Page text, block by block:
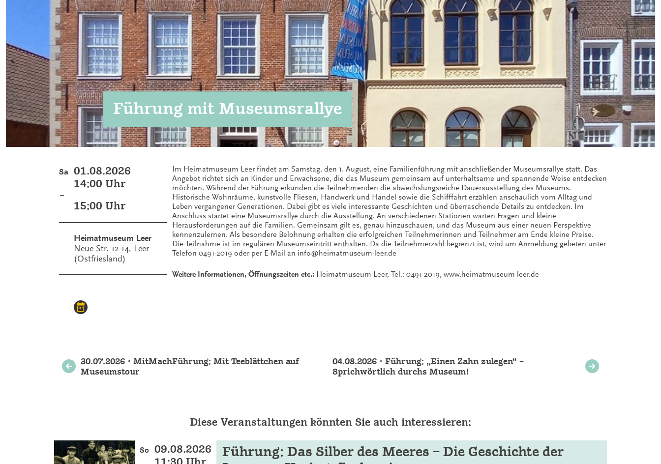
Führung mit Museumsrallye
Sa 01.08.2026
14:00 Uhr
–
15:00 Uhr
Heimatmuseum Leer
Neue Str. 12-14, Leer
(Ostfriesland)
Im Heimatmuseum Leer findet am Samstag, den 1. August, eine Familienführung mit anschließender Museumsrallye statt. Das
Angebot richtet sich an Kinder und Erwachsene, die das Museum gemeinsam auf unterhaltsame und spannende Weise entdecken
möchten. Während der Führung erkunden die Teilnehmenden die abwechslungsreiche Dauerausstellung des Museums.
Historische Wohnräume, kunstvolle Fliesen, Handwerk und Handel sowie die Schifffahrt erzählen anschaulich vom Alltag und
Leben vergangener Generationen. Dabei gibt es viele interessante Geschichten und überraschende Details zu entdecken. Im
Anschluss startet eine Museumsrallye durch die Ausstellung. An verschiedenen Stationen warten Fragen und kleine
Herausforderungen auf die Familien. Gemeinsam gilt es, genau hinzuschauen, und das Museum aus einer neuen Perspektive
kennenzulernen. Als besondere Belohnung erhalten die erfolgreichen Teilnehmerinnen und Teilnehmer am Ende kleine Preise.
Die Teilnahme ist im regulären Museumseintritt enthalten. Da die Teilnehmerzahl begrenzt ist, wird um Anmeldung gebeten unter
Telefon 0491-2019 oder per E-Mail an info@heimatmuseum-leer.de
Weitere Informationen, Öffnungszeiten etc.: Heimatmuseum Leer, Tel.: 0491-2019, www.heimatmuseum-leer.de
Weitere
Veranstaltungen
30.07.2026 • MitMachFührung: Mit Teeblättchen auf
Museumstour
04.08.2026 • Führung: „Einen Zahn zulegen“ –
Sprichwörtlich durchs Museum!
Diese Veranstaltungen könnten Sie auch interessieren:
So 09.08.2026
Führung: Das Silber des Meeres – Die Geschichte der